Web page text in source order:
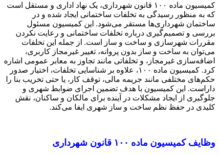
کمیسیون ماده ۱۰۰ قانون شهرداری، یک نهاد اداری و مستقل است
که به منظور رسیدگی به تخلفات ساختمانی ایجاد شده و در
ساختمان شهرداری‌ها مستقر می‌شود. این کمیسیون مسئول
بررسی و تصمیم‌گیری درباره تخلفات ساختمانی و رعایت نکردن
مقررات شهرسازی و ساخت و ساز است. از جمله این تخلفات
می‌توان به ساخت و ساز بدون پروانه، تغییر غیرمجاز کاربری،
اضافه‌سازی غیرمجاز، و تخلفاتی مانند تجاوز به معابر عمومی اشاره
کرد. کمیسیون ماده ۱۰۰، علاوه بر شناسایی تخلفات، اختیار صدور
حکم‌های مختلفی مانند جریمه مالی، توقف کار، یا حتی تخریب بنا را
داراست. این کمیسیون با هدف تضمین اجرای ضوابط شهری و
جلوگیری از ایجاد مشکلات در آینده برای مالکان و ساکنان، نقش
کلیدی در حفظ نظم ساخت و ساز شهری ایفا می‌کند.
وظایف کمیسیون ماده ۱۰۰ قانون شهرداری